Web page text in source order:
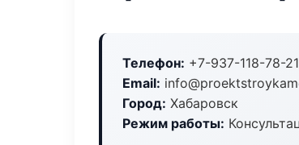
Телефон: +7-937-118-78-21
Email:
Город: Хабаровск
Режим работы: